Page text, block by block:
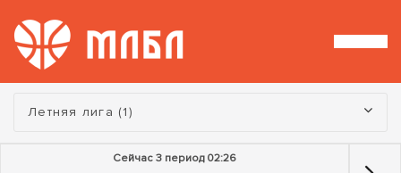
Турнир:
Летняя лига (1)
Сейчас 3 период 02:26